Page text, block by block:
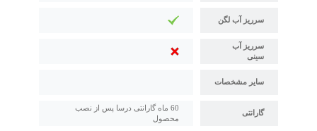
سرریز آب لگن
سرریز آب
سینی
سایر مشخصات
گارانتی
60 ماه گارانتی درسا پس از نصب
محصول